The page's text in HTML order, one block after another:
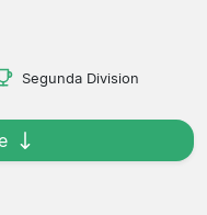
Segunda Division